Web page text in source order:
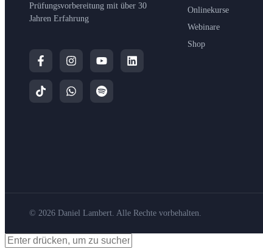
Prüfungsvorbereitung mit über 30
Jahren Erfahrung
Onlinekurse
Webinare
Shop
© 2026 Daniel Lambert. Alle Rechte vorbehalten.